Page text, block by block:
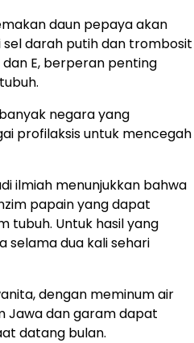
daun pepaya akan
darah putih dan trombosit
E, berperan penting
negara yang
profilaksis untuk mencegah
ilmiah menunjukkan bahwa
papain yang dapat
tubuh. Untuk hasil yang
selama dua kali sehari
dengan meminum air
Jawa dan garam dapat
datang bulan.